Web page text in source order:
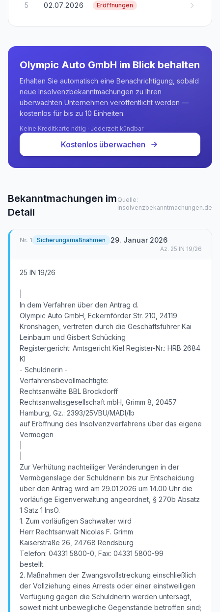
5 02.07.2026 Eröffnungen
Olympic Auto GmbH im Blick behalten
Erhalten Sie automatisch eine Benachrichtigung, sobald
neue Insolvenzbekanntmachungen zu Ihren
überwachten Unternehmen veröffentlicht werden —
kostenlos für bis zu 10 Einheiten.
Keine Kreditkarte nötig · Jederzeit kündbar
Kostenlos überwachen
Bekanntmachungen im
Detail
Quelle:
insolvenzbekanntmachungen.de
Nr. 1 Sicherungsmaßnahmen 29. Januar 2026
Az. 25 IN 19/26
25 IN 19/26
In dem Verfahren über den Antrag d.
Olympic Auto GmbH, Eckernförder Str. 210, 24119
Kronshagen, vertreten durch die Geschäftsführer Kai
Leinbaum und Gisbert Schücking
Registergericht: Amtsgericht Kiel Register-Nr.: HRB 2684
KI
- Schuldnerin -
Verfahrensbevollmächtigte:
Rechtsanwälte BBL Brockdorff
Rechtsanwaltsgesellschaft mbH, Grimm 8, 20457
Hamburg, Gz.: 2393/25VBU/MADI/lb
auf Eröffnung des Insolvenzverfahrens über das eigene
Vermögen
Zur Verhütung nachteiliger Veränderungen in der
Vermögenslage der Schuldnerin bis zur Entscheidung
über den Antrag wird am 29.01.2026 um 14.00 Uhr die
vorläufige Eigenverwaltung angeordnet, § 270b Absatz
1 Satz 1 InsO.
1. Zum vorläufigen Sachwalter wird
Herr Rechtsanwalt Nicolas F. Grimm
Kaiserstraße 26, 24768 Rendsburg
Telefon: 04331 5800-0, Fax: 04331 5800-99
bestellt.
2. Maßnahmen der Zwangsvollstreckung einschließlich
der Vollziehung eines Arrests oder einer einstweiligen
Verfügung gegen die Schuldnerin werden untersagt,
soweit nicht unbewegliche Gegenstände betroffen sind;